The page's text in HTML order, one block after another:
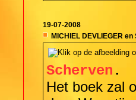
19-07-2008
MICHIEL DEVLIEGER en
Scherven .
Het boek zal